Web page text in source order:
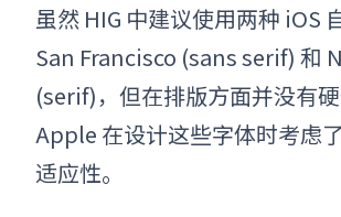
虽然 HIG 中建议使用两种 iOS
San Francisco (sans serif) 和
(serif)，但在排版方面并没有硬
Apple 在设计这些字体时考虑
适应性。